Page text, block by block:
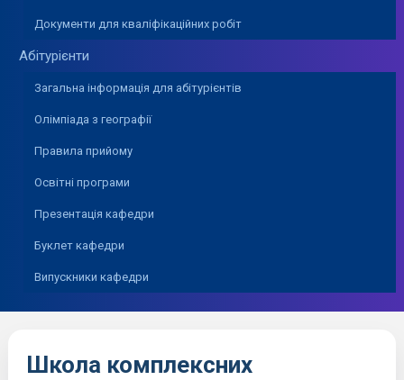
Документи для кваліфікаційних робіт
Абітурієнти
Загальна інформація для абітурієнтів
Олімпіада з географії
Правила прийому
Освітні програми
Презентація кафедри
Буклет кафедри
Випускники кафедри
Школа комплексних